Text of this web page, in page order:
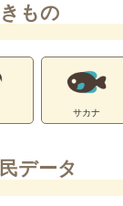
もの
サカナ
データ